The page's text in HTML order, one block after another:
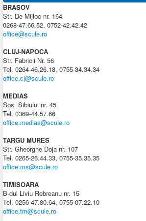
BRASOV
Str. De Mijloc nr. 164
0268-47.66.52, 0752-42.42.42
office@scule.ro
CLUJ-NAPOCA
Str. Fabricii Nr. 56
Tel. 0264-46.26.18, 0755-34.34.34
office.cj@scule.ro
MEDIAS
Sos. Sibiului nr. 45
Tel. 0369-44.57.66
office.medias@scule.ro
TARGU MURES
Str. Gheorghe Doja nr. 107
Tel. 0265-26.44.33, 0755-35.35.35
office.ms@scule.ro
TIMISOARA
B-dul Liviu Rebreanu nr. 15
Tel. 0256-47.80.64, 0755-07.22.10
office.tm@scule.ro